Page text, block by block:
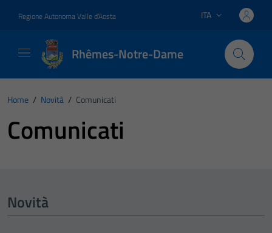
Regione Autonoma Valle d'Aosta Lingua attiva:
ITA
Rhêmes-Notre-Dame
Home / Novità / Comunicati
Comunicati
Novità